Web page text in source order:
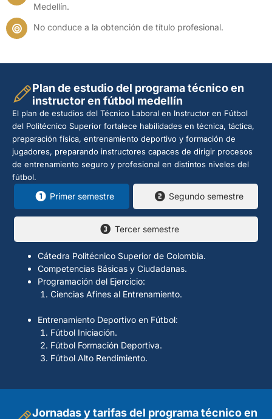
Medellín.
No conduce a la obtención de título profesional.
Plan de estudio del programa técnico en
instructor en fútbol medellín
El plan de estudios del Técnico Laboral en Instructor en Fútbol
del Politécnico Superior fortalece habilidades en técnica, táctica,
preparación física, entrenamiento deportivo y formación de
jugadores, preparando instructores capaces de dirigir procesos
de entrenamiento seguro y profesional en distintos niveles del
fútbol.
Primer semestre Segundo semestre
Tercer semestre
Cátedra Politécnico Superior de Colombia.
Competencias Básicas y Ciudadanas.
Programación del Ejercicio:
Ciencias Afines al Entrenamiento.
Entrenamiento Deportivo en Fútbol:
Fútbol Iniciación.
Fútbol Formación Deportiva.
Fútbol Alto Rendimiento.
Jornadas y tarifas del programa técnico en